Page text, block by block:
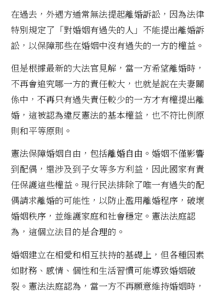
在過去，外遇方通常無法提起離婚訴訟，因為法律
特別規定了「對婚姻有過失的人」不能提出離婚訴
訟，以保障那些在婚姻中沒有過失的一方的權益。
但是根據最新的大法官見解，當一方希望離婚時，
不再會追究哪一方的責任較大，也就是說在夫妻關
係中，不再只有過失責任較少的一方才有權提出離
婚，這被認為違反憲法的基本權益，也不符比例原
則和平等原則。
憲法保障婚姻自由，包括離婚自由 。婚姻不僅影響
到配偶，還涉及到子女等多方利益，因此國家有責
任保護這些權益。現行民法排除了唯一有過失的配
偶請求離婚的可能性，以防止濫用離婚程序，破壞
婚姻秩序，並維護家庭和社會穩定。憲法法庭認
為，這個立法目的是合理的。
婚姻建立在相愛和相互扶持的基礎上，但各種因素
如財務、感情、個性和生活習慣可能導致婚姻破
裂。憲法法庭認為，當一方不再願意維持婚姻時，